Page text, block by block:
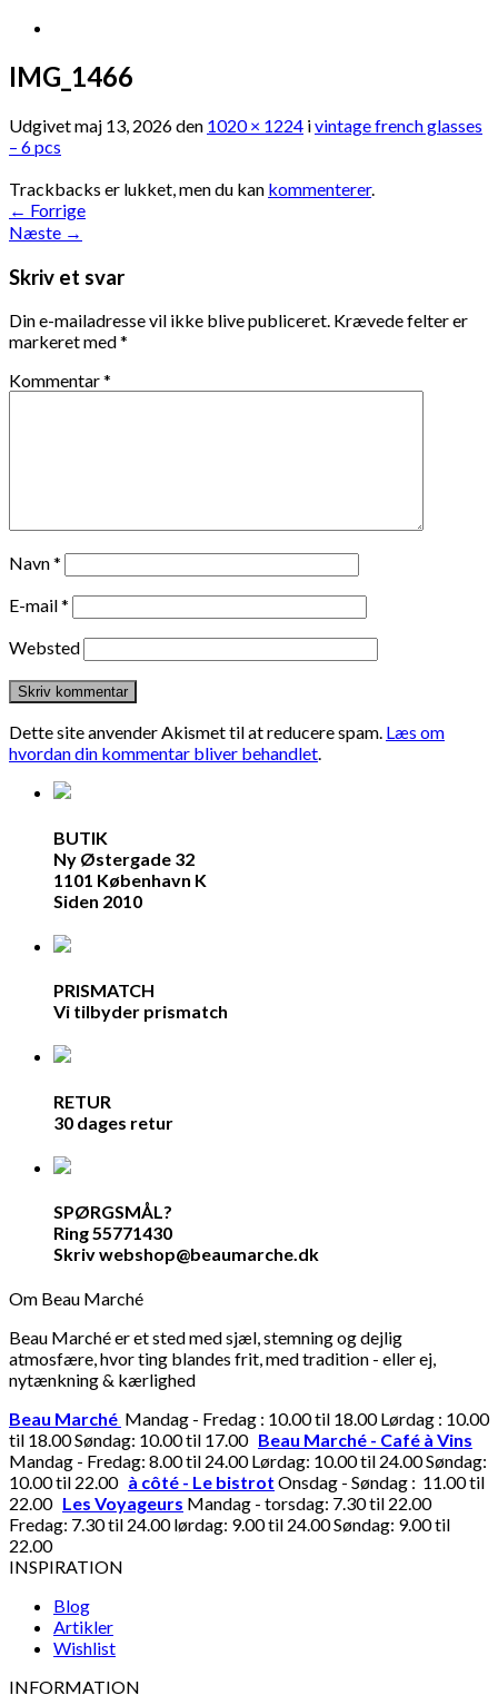
IMG_1466
Udgivetmaj 13, 2026den 1020 × 1224 ivintage french glasses
– 6 pcs
Trackbacks er lukket, men du kan kommenterer.
← Forrige
Næste →
Skriv et svar
Din e-mailadresse vil ikke blive publiceret. Krævede felter er
markeret med*
Kommentar*
Navn*
E-mail*
Websted
Dette site anvender Akismet til at reducere spam. Læs om
hvordan din kommentar bliver behandlet.
BUTIK
Ny Østergade 32
1101 København K
Siden 2010
PRISMATCH
Vi tilbyder prismatch
RETUR
30 dages retur
SPØRGSMÅL?
Ring 55771430
Skriv webshop@beaumarche.dk
Om Beau Marché
Beau Marché er et sted med sjæl, stemning og dejlig
atmosfære, hvor ting blandes frit, med tradition - eller ej,
nytænkning & kærlighed
Beau Marché Mandag - Fredag : 10.00 til 18.00 Lørdag : 10.00
til 18.00 Søndag: 10.00 til 17.00 Beau Marché - Café à Vins
Mandag - Fredag: 8.00 til 24.00 Lørdag: 10.00 til 24.00 Søndag:
10.00 til 22.00 à côté - Le bistrot Onsdag - Søndag : 11.00 til
22.00 Les Voyageurs Mandag - torsdag: 7.30 til 22.00
Fredag: 7.30 til 24.00 lørdag: 9.00 til 24.00 Søndag: 9.00 til
22.00
INSPIRATION
Blog
Artikler
Wishlist
INFORMATION